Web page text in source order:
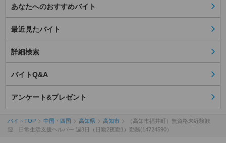
あなたへのおすすめバイト
最近見たバイト
詳細検索
バイトQ&A
アンケート&プレゼント
バイトTOP 中国・四国 高知県 高知市
（高知市福井町）無資格未経験歓
迎 日常生活支援ヘルパー 週3日（日勤2夜勤1）勤務(14724590）